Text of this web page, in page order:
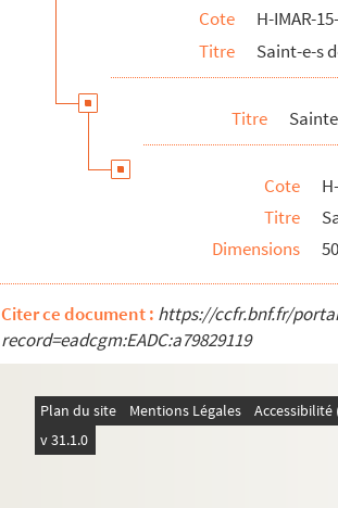
H-IMAR-15-67-223. Saint Rogatien,
H-IMAR-15-67-224. Saint Rotland
H-IMAR-15-68-226. Sainte Romule,
H-IMAR-15-76-247. Saint Romaric, abbé
H-IMAR-15-80-257. Saint Rombaut,
Saint Robert
H-IMAR-15-88-275. Sainte Ruth
H-IMAR-15-88-277. Sainte Ruth, veuve
H-IMAR-15-89-278. Saint Rudolph
Cote
H-IMAR-
Titre
Saint-e-s
Titre
Cote
Titre
Dimensions
Citer ce document : https://ccfr.bnf.fr/
record=eadcgm:EADC:a79829119
Plan du site Mentions Légales
v 31.1.0